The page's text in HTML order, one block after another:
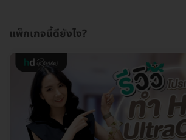
แพ็กเกจนี้ดียังไง?